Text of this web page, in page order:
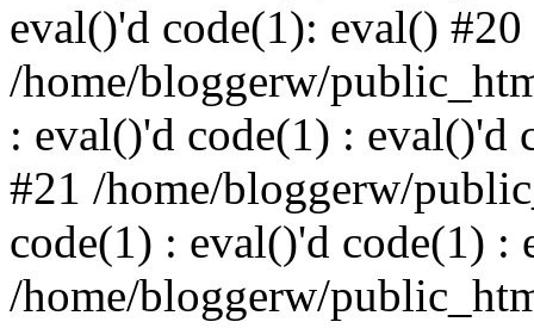
eval()'d code(1): eval() #20
/home/bloggerw/
: eval()'d code(1) : eval()'d
#21 /home/bloggerw/
code(1) : eval()'d code(1) :
/home/bloggerw/